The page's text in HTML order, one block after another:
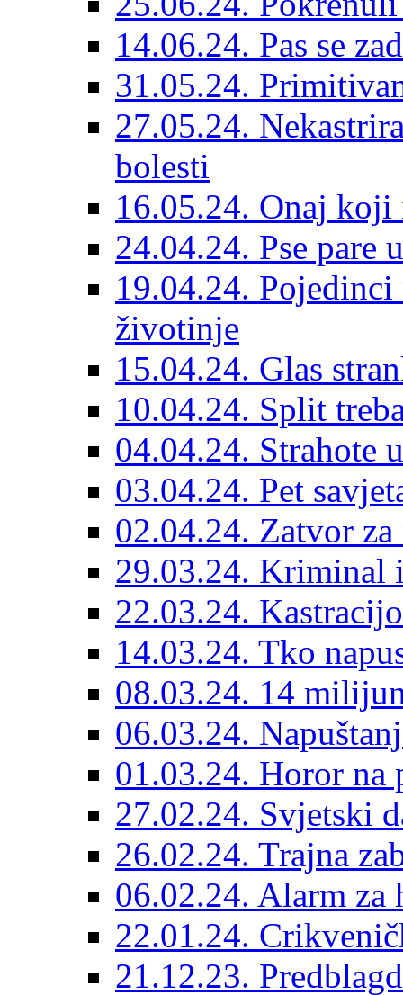
14.06.24. Pas se
31.05.24.
27.05.24.
bolesti
16.05.24. Onaj koji
24.04.24. Pse pare
19.04.24.
životinje
15.04.24. Glas
10.04.24. Split
04.04.24. Strahote
03.04.24. Pet
02.04.24. Zatvor
29.03.24. Kriminal
22.03.24.
14.03.24. Tko
08.03.24. 14
06.03.24.
01.03.24. Horor na
27.02.24. Svjetski
26.02.24. Trajna
06.02.24. Alarm
22.01.24.
21.12.23.